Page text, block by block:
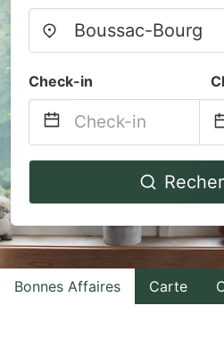
Check-in
Navigate
to
interact
with
the
Bonnes Affaires Carte